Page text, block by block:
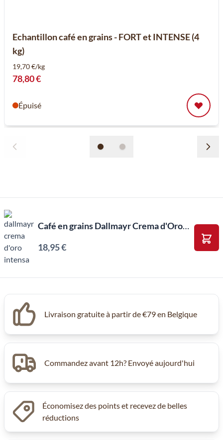
Echantillon café en grains - FORT et INTENSE (4
kg)
19,70 €/kg
78,80 €
Épuisé
Café en grains Dallmayr Crema d'Oro INTENSA (1kg)
18,95 €
Livraison gratuite à partir de €79 en Belgique
Commandez avant 12h? Envoyé aujourd'hui
Économisez des points et recevez de belles
réductions